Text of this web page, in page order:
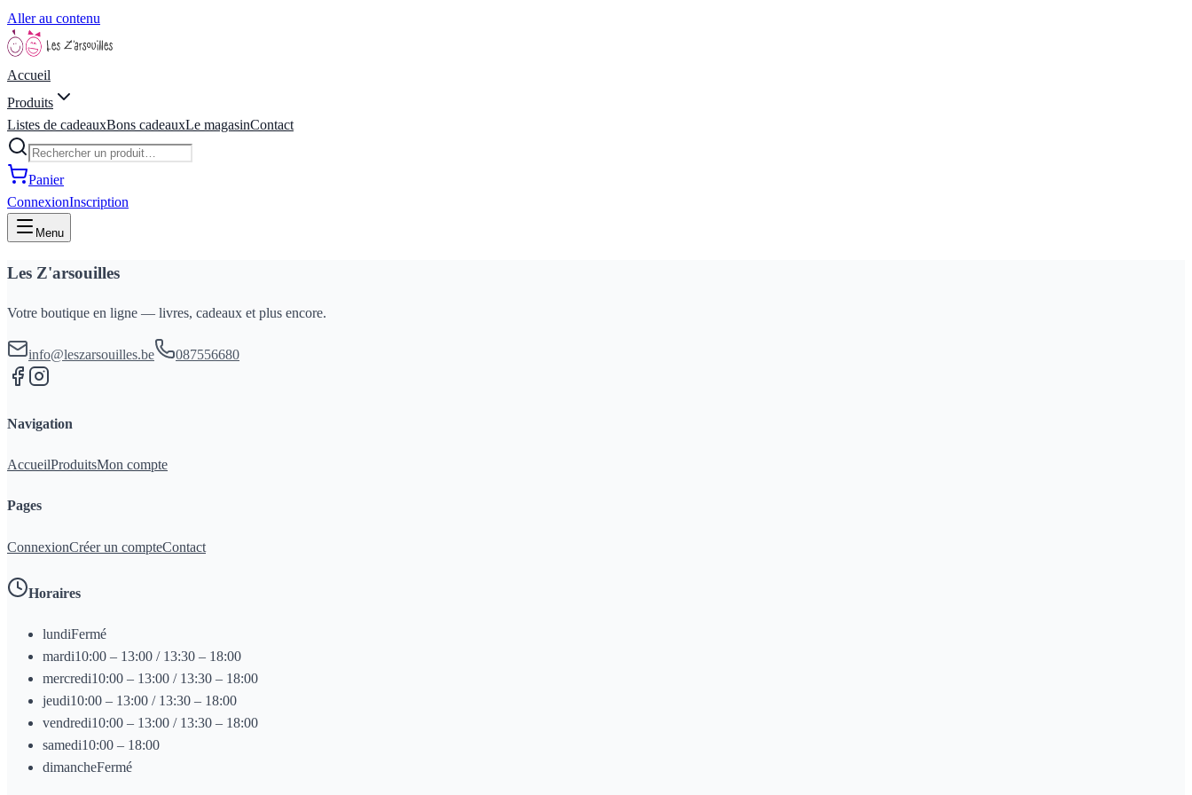
Aller au contenu
Accueil
Produits
Listes de cadeauxBons cadeauxLe magasinContact
Panier
ConnexionInscription
Menu
Les Z'arsouilles
Votre boutique en ligne — livres, cadeaux et plus encore.
info@leszarsouilles.be 087556680
Navigation
AccueilProduitsMon compte
Pages
ConnexionCréer un compteContact
Horaires
lundiFermé
mardi10:00 – 13:00 / 13:30 – 18:00
mercredi10:00 – 13:00 / 13:30 – 18:00
jeudi10:00 – 13:00 / 13:30 – 18:00
vendredi10:00 – 13:00 / 13:30 – 18:00
samedi10:00 – 18:00
dimancheFermé